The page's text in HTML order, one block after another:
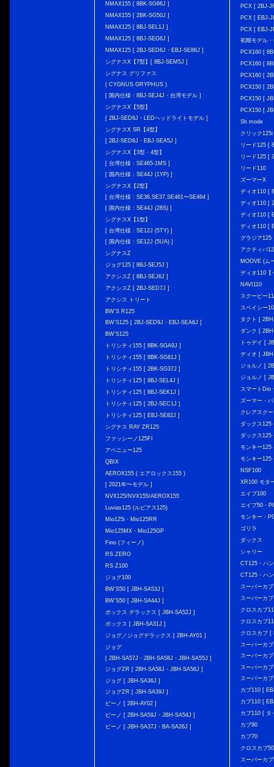
NMAX155 [ 8BK-SG66J ]
NMAX155 [ 2BK-SG50J ]
NMAX125 [ 8BJ-SEL1J ]
NMAX125 [ 8BJ-SEG6J ]
NMAX125 [ 2BJ-SED6J・EBJ-SE86J ]
シグナスX【7型】[ 8BJ-SEM5J ]
シグナス グリファス
( CYGNUS GRYPHUS )
[ 国内仕様：8BJ-SEJ4J・台湾モデル ]
シグナスX【5型】
[ 2BJ-SED8J・LEDヘッドライトモデル ]
シグナスX SR【4型】
[ 2BJ-SED8J・EBJ-SEA5J ]
シグナスX【3型・4型】
[ 台湾仕様：SE465-1MS ]
[ 国内仕様：SE44J (1YP) ]
シグナスX【2型】
[ 台湾仕様：SE36,SE37,SE461〜SE464 ]
[ 国内仕様：SE44J (28S) ]
シグナスX【1型】
[ 台湾仕様：SE12J (5TY) ]
[ 国内仕様：SE12J (5UA) ]
シグナスZ
ジョグ125 [ 8BJ-SEJ5J ]
アクシスZ [ 8BJ-SEJ6J ]
アクシスZ [ 2BJ-SED7J ]
アクシス トリート
BW'S R125
BW’S125 [ 2BJ-SED9J・EBJ-SEA6J ]
BW'S125
トリシティ155 [ 8BK-SGA9J ]
トリシティ155 [ 8BK-SG81J ]
トリシティ155 [ 2BK-SG37J ]
トリシティ125 [ 8BJ-SEL4J ]
トリシティ125 [ 8BJ-SEK1J ]
トリシティ125 [ 2BJ-SEC1J ]
トリシティ125 [ EBJ-SE82J ]
シグナス RAY ZR125
ファッシーノ125FI
アベニュー125
QBIX
AEROX155 ( エアロックス155 )
[ 2021年〜モデル ]
NVX125/NVX155/AEROX155
Luvias125 (ルビアス125)
Mio125i・Mio125RR
Mio125MX・Mio125GP
Fino (フィーノ)
RS ZERO
RS Z100
ジョグ100
BW'S50 [ JBH-SA53J ]
BW'S50 [ JBH-SA44J ]
ボックス デラックス [ JBH-SA52J ]
ボックス [ JBH-SA31J ]
ジョグ／ジョグデラックス [ 2BH-AY01 ]
ジョグ
[ 2BH-SA57J・2BH-SA58J・JBH-SA55J ]
ジョグZR [ 2BH-SA58J・JBH-SA56J ]
ジョグ [ JBH-SA36J ]
ジョグZR [ JBH-SA39J ]
ビーノ [ 2BH-AY02 ]
ビーノ [ 2BH-SA59J・JBH-SA54J ]
ビーノ [ JBH-SA37J・BA-SA26J ]
PCX [ 2BJ-
PCX [ EBJ-
PCX [ EBJ-
初期モデル
PCX160 [
PCX160 [
PCX160 [
PCX150 [
PCX150 [
PCX150 [
Sh mode
クリック
リード125 [
リード125 [
リード110
ズーマーX
ディオ110 [
ディオ110 [
ディオ110 [
ディオ110 [
グラジア125
アクティバ
MOOVE (ム
ディオ110【
NAVI110
スクーピー
スペイシー
タクト [
ダンク [
トゥデイ [
ディオ [
ジョルノ [
ジョルノ [
スマートDio
ズーマー・
クレアスク
ダックス
ダックス
モンキー
モンキー125
NSF100
XR100 モタ
エイプ100
エイプ50・
モンキー・
ゴリラ
ダックス
シャリー
CT125・ハ
CT125・ハ
スーパーカ
スーパーカ
クロスカブ
クロスカブ
クロスカブ [
スーパーカ
スーパーカ
スーパーカ
スーパーカ
カブ110 [
カブ110 [
カブ110 [ タ
カブ90
カブ70
クロスカブ
スーパーカ